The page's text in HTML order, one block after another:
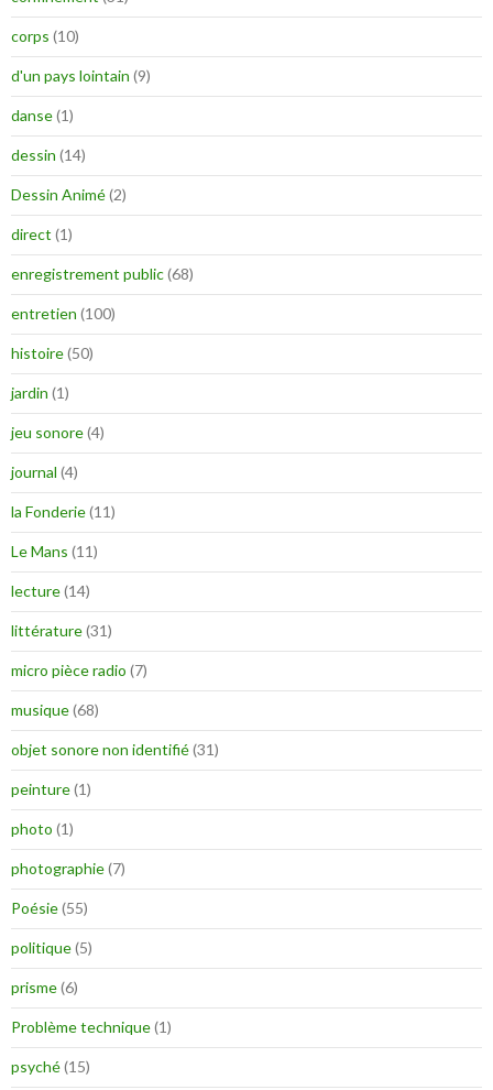
corps (10)
d'un pays lointain (9)
danse(1)
dessin (14)
Dessin Animé(2)
direct (1)
enregistrement public(68)
entretien (100)
histoire(50)
jardin (1)
jeu sonore(4)
journal (4)
la Fonderie(11)
Le Mans (11)
lecture(14)
littérature(31)
micro pièce radio (7)
musique(68)
objet sonore non identifié(31)
peinture(1)
photo (1)
photographie(7)
Poésie(55)
politique(5)
prisme(6)
Problème technique(1)
psyché(15)